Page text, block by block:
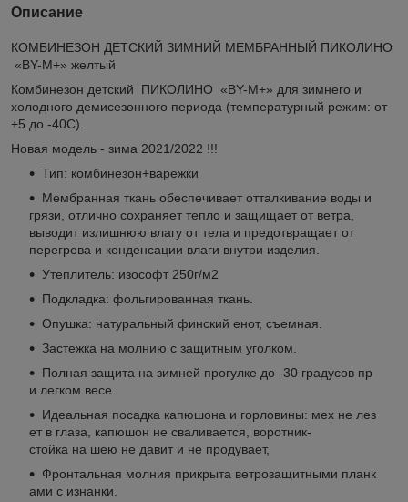
Описание
КОМБИНЕЗОН ДЕТСКИЙ ЗИМНИЙ МЕМБРАННЫЙ ПИКОЛИНО
«BY-М+» желтый
Комбинезон детский ПИКОЛИНО «BY-М+» для зимнего и
холодного демисезонного периода (температурный режим: от
+5 до -40C).
Новая модель - зима 2021/2022 !!!
Тип: комбинезон+варежки
Мембранная ткань обеспечивает отталкивание воды и
грязи, отлично сохраняет тепло и защищает от ветра,
выводит излишнюю влагу от тела и предотвращает от
перегрева и конденсации влаги внутри изделия.
Утеплитель: изософт 250г/м2
Подкладка: фольгированная ткань.
Опушка: натуральный финский енот, съемная.
Застежка на молнию с защитным уголком.
Полная защита на зимней прогулке до -30 градусов пр
и легком весе.
Идеальная посадка капюшона и горловины: мех не лез
ет в глаза, капюшон не сваливается, воротник-
стойка на шею не давит и не продувает,
Фронтальная молния прикрыта ветрозащитными планк
ами с изнанки.